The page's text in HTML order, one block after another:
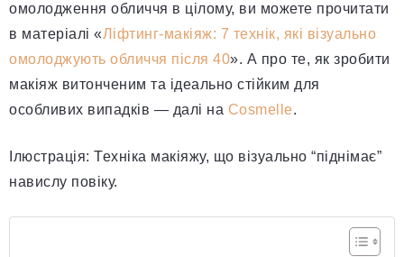
омолодження обличчя в цілому, ви можете прочитати
в матеріалі «Ліфтинг-макіяж: 7 технік, які візуально
омолоджують обличчя після 40». А про те, як зробити
макіяж витонченим та ідеально стійким для
особливих випадків — далі на Cosmelle.
Ілюстрація: Техніка макіяжу, що візуально “піднімає”
навислу повіку.